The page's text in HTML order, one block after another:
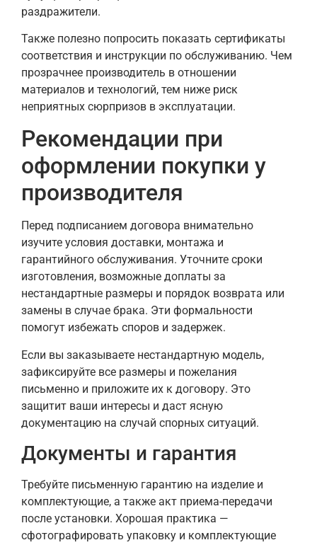
раздражители.
Также полезно попросить показать сертификаты
соответствия и инструкции по обслуживанию. Чем
прозрачнее производитель в отношении
материалов и технологий, тем ниже риск
неприятных сюрпризов в эксплуатации.
Рекомендации при
оформлении покупки у
производителя
Перед подписанием договора внимательно
изучите условия доставки, монтажа и
гарантийного обслуживания. Уточните сроки
изготовления, возможные доплаты за
нестандартные размеры и порядок возврата или
замены в случае брака. Эти формальности
помогут избежать споров и задержек.
Если вы заказываете нестандартную модель,
зафиксируйте все размеры и пожелания
письменно и приложите их к договору. Это
защитит ваши интересы и даст ясную
документацию на случай спорных ситуаций.
Документы и гарантия
Требуйте письменную гарантию на изделие и
комплектующие, а также акт приема-передачи
после установки. Хорошая практика —
сфотографировать упаковку и комплектующие